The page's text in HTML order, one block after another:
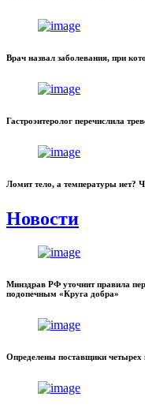
Врач назвал заболевания, при
Гастроэнтеролог перечислила
Ломит тело, а температуры нет?
Новости
Минздрав РФ уточнит правила
подопечным «Круга добра»
Определены поставщики четырех